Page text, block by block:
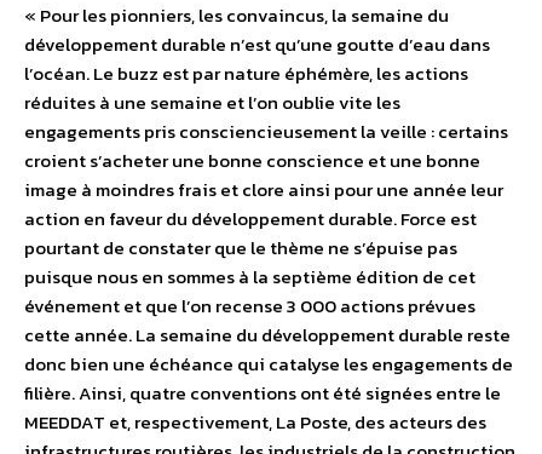
« Pour les pionniers, les convaincus, la semaine du
développement durable n’est qu’une goutte d’eau dans
l’océan. Le buzz est par nature éphémère, les actions
réduites à une semaine et l’on oublie vite les
engagements pris consciencieusement la veille : certains
croient s’acheter une bonne conscience et une bonne
image à moindres frais et clore ainsi pour une année leur
action en faveur du développement durable. Force est
pourtant de constater que le thème ne s’épuise pas
puisque nous en sommes à la septième édition de cet
événement et que l’on recense 3 000 actions prévues
cette année. La semaine du développement durable reste
donc bien une échéance qui catalyse les engagements de
filière. Ainsi, quatre conventions ont été signées entre le
MEEDDAT et, respectivement, La Poste, des acteurs des